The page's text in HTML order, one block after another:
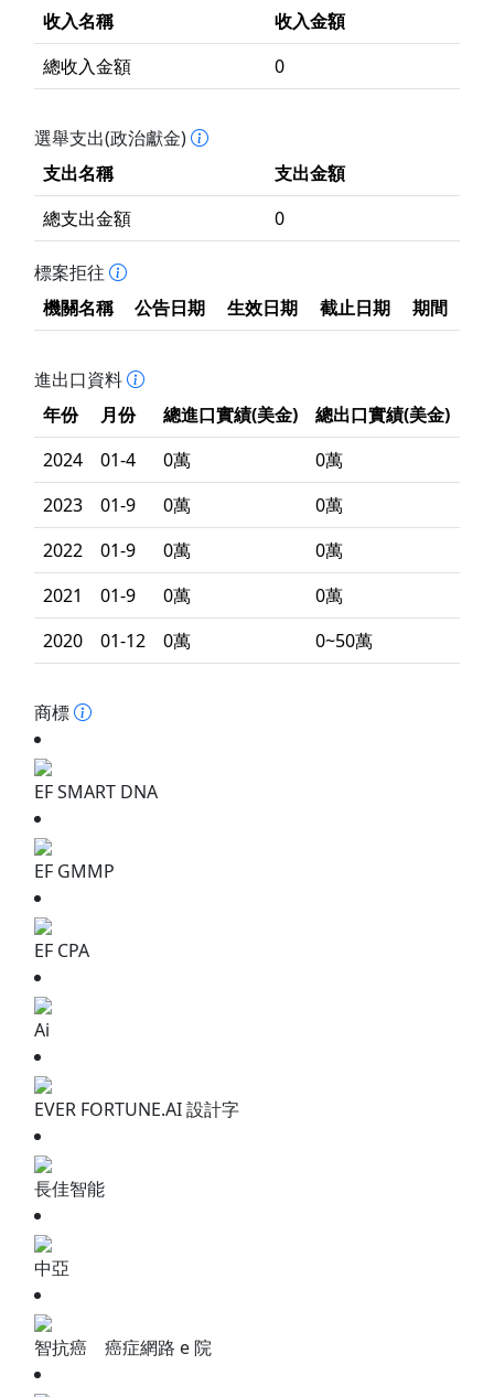
收入名稱
收入金額
總收入金額
0
選舉支出(政治獻金)
支出名稱
支出金額
總支出金額
0
標案拒往
機關名稱
公告日期 生效日期 截止日期 期間
進出口資料
年份
月份 總進口實績(美金)
總出口實績(美金)
2024
01-4 0萬
0萬
2023
01-9 0萬
0萬
2022
01-9 0萬
0萬
2021
01-9 0萬
0萬
2020
01-12 0萬 0~50萬
商標
EF SMART DNA
EF GMMP
EF CPA
Ai
EVER FORTUNE.AI 設計字
長佳智能
中亞
智抗癌 癌症網路 e 院